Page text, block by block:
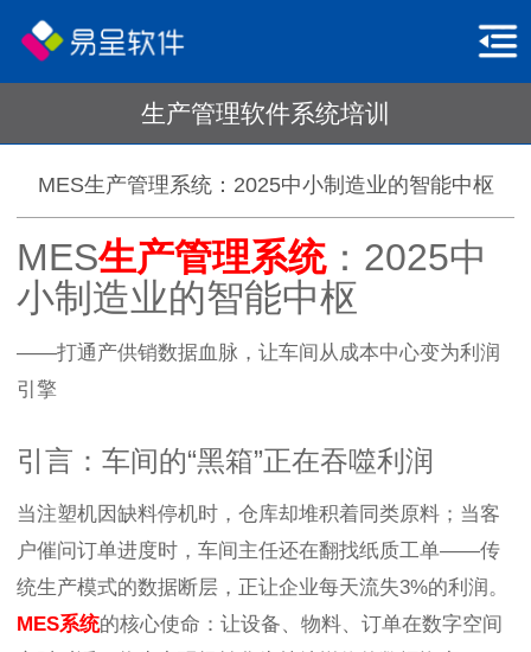
生产管理软件系统培训
MES生产管理系统：2025中小制造业的智能中枢
MES生产管理系统：2025中
小制造业的智能中枢
——打通产供销数据血脉，让车间从成本中心变为利润
引擎
引言：车间的“黑箱”正在吞噬利润
当注塑机因缺料停机时，仓库却堆积着同类原料；当客
户催问订单进度时，车间主任还在翻找纸质工单——传
统生产模式的数据断层，正让企业每天流失3%的利润。
MES系统的核心使命：让设备、物料、订单在数字空间